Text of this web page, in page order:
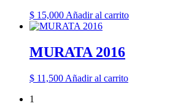
$ 15,000 Añadir al carrito
MURATA 2016
$ 11,500 Añadir al carrito
1